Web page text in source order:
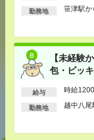
勤務地
笹津駅
【未経験
包・ピッ
給与 時給
勤務地
越中八
メール
シェア
あなた